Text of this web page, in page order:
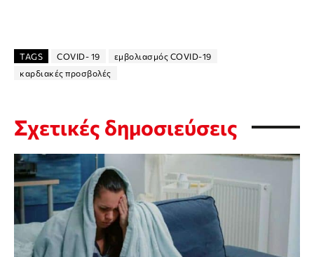
TAGS CΟVID- 19
εμβολιασμός COVID-19
καρδιακές προσβολές
Σχετικές δημοσιεύσεις